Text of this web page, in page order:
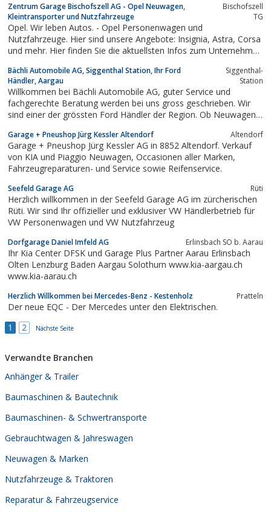
Zentrum Garage Bischofszell AG - Opel Neuwagen,
Kleintransporter und Nutzfahrzeuge
Bischofszell
TG
Opel. Wir leben Autos. - Opel Personenwagen und
Nutzfahrzeuge. Hier sind unsere Angebote: Insignia, Astra, Corsa
und mehr. Hier finden Sie die aktuellsten Infos zum Unternehmen
Bächli Automobile AG, Siggenthal Station, Ihr Ford
Händler, Aargau
Siggenthal-
Station
Willkommen bei Bächli Automobile AG, guter Service und
fachgerechte Beratung werden bei uns gross geschrieben. Wir
sind einer der grössten Ford Händler der Region. Ob Neuwagen
werden prompt erledigt, wir nehmen direkt mit der Versicherung
kontakt auf und klären...
Garage + Pneushop Jürg Kessler Altendorf Altendorf
Garage + Pneushop Jürg Kessler AG in 8852 Altendorf. Verkauf
von KIA und Piaggio Neuwagen, Occasionen aller Marken,
Fahrzeugreparaturen- und Service sowie Reifenservice.
Seefeld Garage AG Rüti
Herzlich willkommen in der Seefeld Garage AG im zürcherischen
Rüti. Wir sind Ihr offizieller und exklusiver VW Händlerbetrieb für
VW Personenwagen und VW Nutzfahrzeug
Dorfgarage Daniel Imfeld AG Erlinsbach SO b. Aarau
Ihr Kia Center DFSK und Garage Plus Partner Aarau Erlinsbach
Olten Lenzburg Baden Aargau Solothurn www.kia-aargau.ch
www.kia-aarau.ch
Herzlich Willkommen bei Mercedes-Benz - Kestenholz Pratteln
Der neue EQC - Der Mercedes unter den Elektrischen.
1
2 Nächste Seite
Verwandte Branchen
Anhänger & Trailer
Baumaschinen & Bautechnik
Baumaschinen- & Schwertransporte
Gebrauchtwagen & Jahreswagen
Neuwagen & Marken
Nutzfahrzeuge & Traktoren
Reparatur & Fahrzeugservice